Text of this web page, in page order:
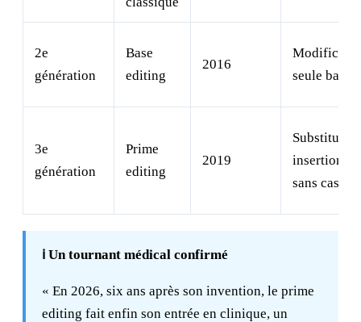
2e
génération
Base
editing
2016
seule base
3e
génération
Prime
editing
2019
insertions/
sans
ℹ️ Un tournant médical confirmé
« En 2026, six ans après son invention, le prime
editing fait enfin son entrée en clinique, un